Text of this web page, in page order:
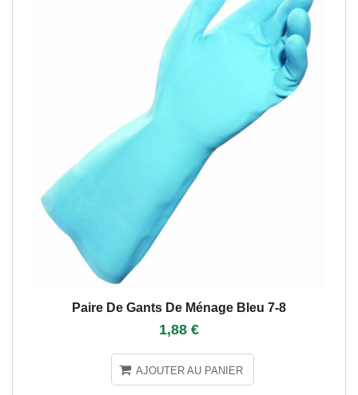
Paire De Gants De Ménage Bleu 7-8
1,88 €
AJOUTER AU PANIER